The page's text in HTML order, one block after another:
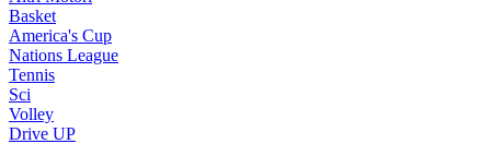
Basket
America's Cup
Nations League
Tennis
Sci
Volley
Drive UP